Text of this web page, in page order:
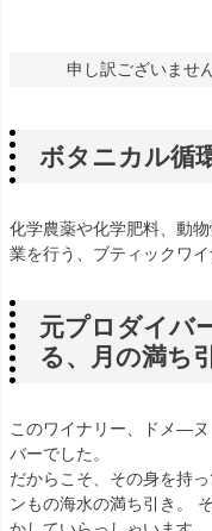
申し訳ございませ
ボタニカル循
化学農薬や化学肥料、動
業を行う、ブティックワイ
元プロダイバ
る、月の満ち
このワイナリー、ドメ―
バーでした。
だからこそ、その身を持
ンもの海水の満ち引き。